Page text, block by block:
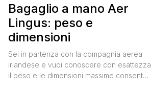
Bagaglio a mano Aer
Lingus: peso e
dimensioni
Sei in partenza con la compagnia aerea
irlandese e vuoi conoscere con esattezza
il peso e le dimensioni massime consentite